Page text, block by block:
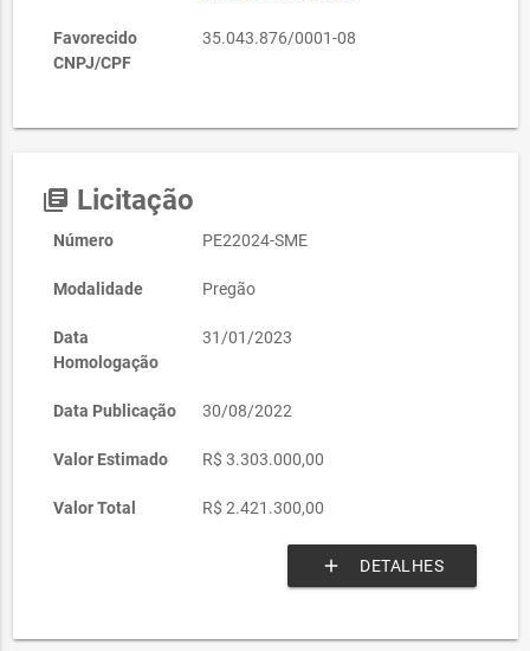
Favorecido
CNPJ/CPF
35.043.876/0001-08
library_books Licitação
Número PE22024-SME
Modalidade Pregão
Data
Homologação
31/01/2023
Data Publicação 30/08/2022
Valor Estimado R$ 3.303.000,00
Valor Total R$ 2.421.300,00
add DETALHES